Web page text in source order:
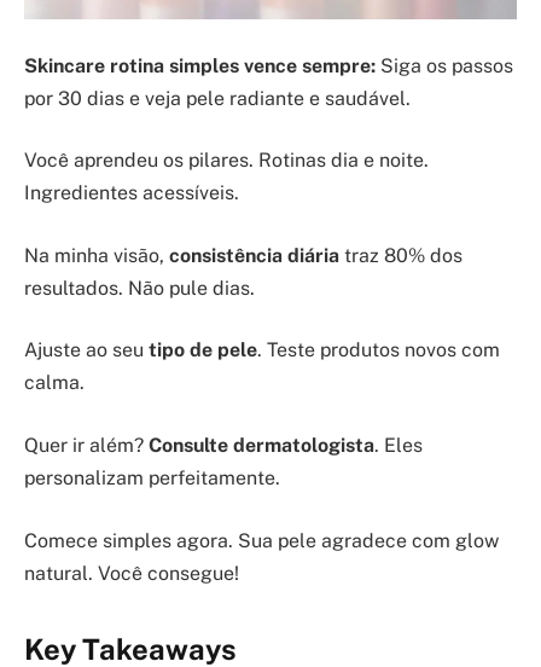
Skincare rotina simples vence sempre: Siga os passos
por 30 dias e veja pele radiante e saudável.
Você aprendeu os pilares. Rotinas dia e noite.
Ingredientes acessíveis.
Na minha visão, consistência diária traz 80% dos
resultados. Não pule dias.
Ajuste ao seu tipo de pele. Teste produtos novos com
calma.
Quer ir além? Consulte dermatologista. Eles
personalizam perfeitamente.
Comece simples agora. Sua pele agradece com glow
natural. Você consegue!
Key Takeaways